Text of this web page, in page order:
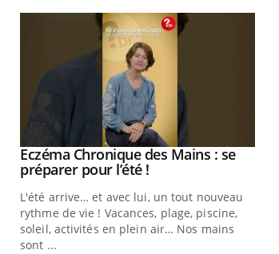
Youtube
Eczéma Chronique des Mains : se
préparer pour l’été !Youtube
L'été arrive… et avec lui, un tout nouveau
rythme de vie ! Vacances, plage, piscine,
soleil, activités en plein air… Nos mains
sont ...